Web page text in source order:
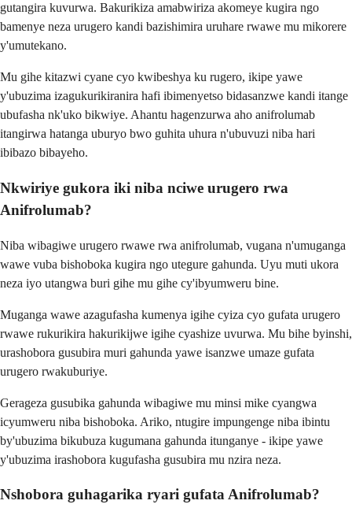
gutangira kuvurwa. Bakurikiza amabwiriza akomeye kugira ngo
bamenye neza urugero kandi bazishimira uruhare rwawe mu mikorere
y'umutekano.
Mu gihe kitazwi cyane cyo kwibeshya ku rugero, ikipe yawe
y'ubuzima izagukurikiranira hafi ibimenyetso bidasanzwe kandi itange
ubufasha nk'uko bikwiye. Ahantu hagenzurwa aho anifrolumab
itangirwa hatanga uburyo bwo guhita uhura n'ubuvuzi niba hari
ibibazo bibayeho.
Nkwiriye gukora iki niba nciwe urugero rwa
Anifrolumab?
Niba wibagiwe urugero rwawe rwa anifrolumab, vugana n'umuganga
wawe vuba bishoboka kugira ngo utegure gahunda. Uyu muti ukora
neza iyo utangwa buri gihe mu gihe cy'ibyumweru bine.
Muganga wawe azagufasha kumenya igihe cyiza cyo gufata urugero
rwawe rukurikira hakurikijwe igihe cyashize uvurwa. Mu bihe byinshi,
urashobora gusubira muri gahunda yawe isanzwe umaze gufata
urugero rwakuburiye.
Gerageza gusubika gahunda wibagiwe mu minsi mike cyangwa
icyumweru niba bishoboka. Ariko, ntugire impungenge niba ibintu
by'ubuzima bikubuza kugumana gahunda itunganye - ikipe yawe
y'ubuzima irashobora kugufasha gusubira mu nzira neza.
Nshobora guhagarika ryari gufata Anifrolumab?